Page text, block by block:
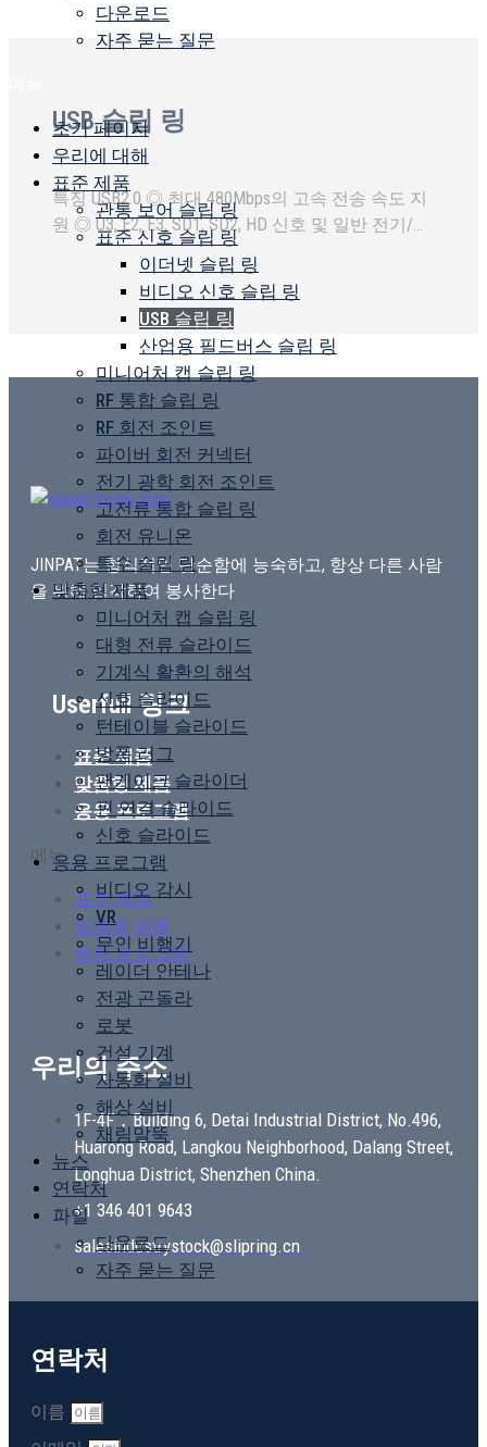
다운로드
자주 묻는 질문
초기 페이지
우리에 대해
표준 제품
관통 보어 슬립 링
표준 신호 슬립 링
이더넷 슬립 링
비디오 신호 슬립 링
USB 슬립 링
산업용 필드버스 슬립 링
미니어처 캡 슬립 링
RF 통합 슬립 링
RF 회전 조인트
파이버 회전 커넥터
전기 광학 회전 조인트
고전류 통합 슬립 링
회전 유니온
특수 슬립 링
맞춤형 제품
미니어처 캡 슬립 링
대형 전류 슬라이드
기계식 활환의 해석
신호 슬라이드
턴테이블 슬라이드
방폭 러그
팬케이크 슬라이더
핀 연결 슬라이드
신호 슬라이드
응용 프로그램
비디오 감시
VR
무인 비행기
레이더 안테나
전광 곤돌라
로봇
건설 기계
자동화 설비
해상 설비
채림말뚝
뉴스
연락처
파일
다운로드
자주 묻는 질문
USB 슬립 링
특징 USB2.0 ◎ 최대 480Mbps의 고속 전송 속도 지
원 ◎ U3, E2, E3, SD1, SD2, HD 신호 및 일반 전기/데
이터 신호 통합 ◎ 다중 채널 통합 설계...
JINPAT는 형식적인 단순함에 능숙하고, 항상 다른 사람
을 위해 입각하여 봉사한다
Userfull 링크
표준 제품
맞춤형 제품
응용 프로그램
메뉴
표준 제품
맞춤형 제품
응용 프로그램
우리의 주소
1F-4F，Building 6, Detai Industrial District, No.496,
Huarong Road, Langkou Neighborhood, Dalang Street,
Longhua District, Shenzhen China.
+1 346 401 9643
salesindustrystock@slipring.cn
연락처
이름